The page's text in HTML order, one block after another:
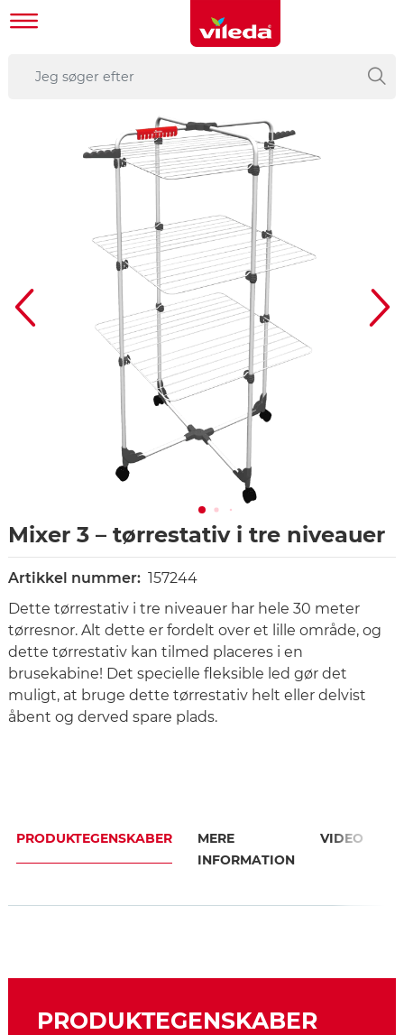
Mixer 3 – tørrestativ i tre niveauer
Artikkel nummer: 157244
Dette tørrestativ i tre niveauer har hele 30 meter
tørresnor. Alt dette er fordelt over et lille område, og
dette tørrestativ kan tilmed placeres i en
brusekabine! Det specielle fleksible led gør det
muligt, at bruge dette tørrestativ helt eller delvist
åbent og derved spare plads.
PRODUKTEGENSKABER
MERE
INFORMATION
VIDEO
PRODUKTEGENSKABER